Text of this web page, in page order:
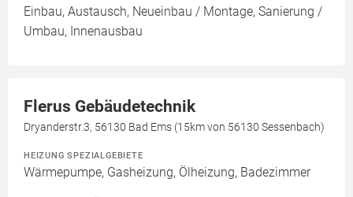
Einbau, Austausch, Neueinbau / Montage, Sanierung /
Umbau, Innenausbau
Flerus Gebäudetechnik
Dryanderstr.3, 56130 Bad Ems (15km von 56130 Sessenbach)
HEIZUNG SPEZIALGEBIETE
Wärmepumpe, Gasheizung, Ölheizung, Badezimmer